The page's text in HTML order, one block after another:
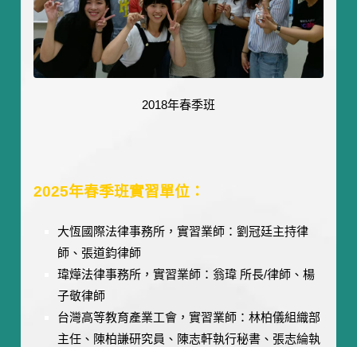
2018年春季班
2025年春季班實習單位：
大恆國際法律事務所，實習業師：劉冠廷主持律
師、張道鈞律師
瑋燁法律事務所，實習業師：翁瑋 所長/律師、楊
子敬律師
台灣高等教育產業工會，實習業師：林柏儀組織部
主任、陳柏謙研究員、陳志軒執行秘書、張志綸執